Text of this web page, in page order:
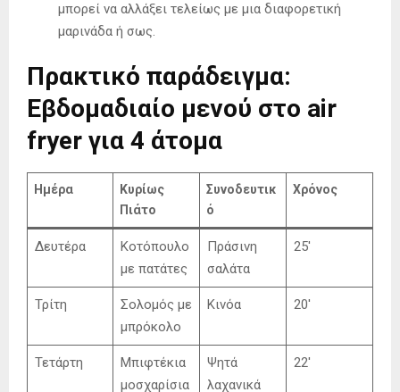
μπορεί να αλλάξει τελείως με μια διαφορετική
μαρινάδα ή σως.
Πρακτικό παράδειγμα:
Εβδομαδιαίο μενού στο air
fryer για 4 άτομα
Ημέρα
Κυρίως
Πιάτο
Συνοδευτικ
ό
Χρόνος
Δευτέρα
Κοτόπουλο
με πατάτες
Πράσινη
σαλάτα
25′
Τρίτη
Σολoμός με
μπρόκολο
Κινόα 20′
Τετάρτη
Μπιφτέκια
μοσχαρίσια
Ψητά
λαχανικά
22′